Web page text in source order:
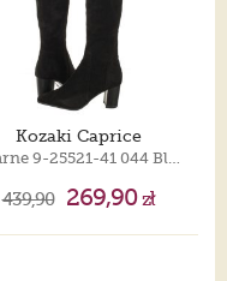
Kozaki Caprice
439,90 269,90zł